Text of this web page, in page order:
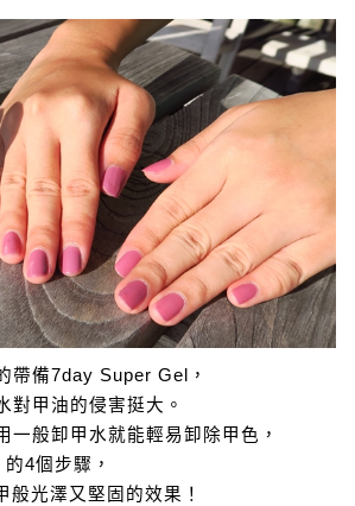
帶備7day Super Gel，
對甲油的侵害挺大。
一般卸甲水就能輕易卸除甲色，
4個步驟，
般光澤又堅固的效果！